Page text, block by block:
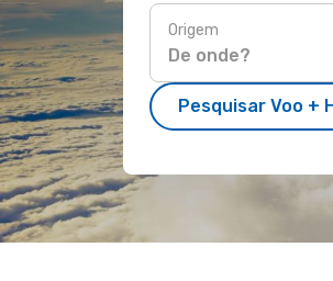
Origem
Pesquisar Voo +